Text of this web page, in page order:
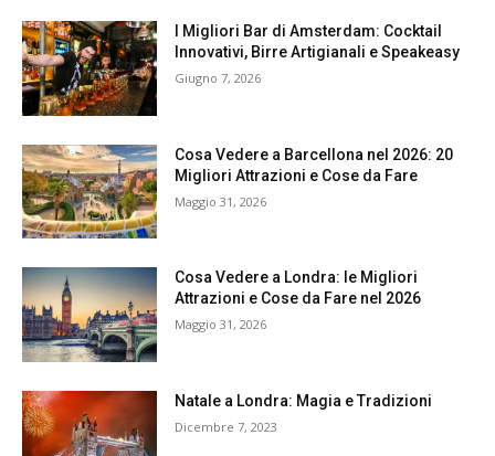
I Migliori Bar di Amsterdam: Cocktail
Innovativi, Birre Artigianali e Speakeasy
Giugno 7, 2026
Cosa Vedere a Barcellona nel 2026: 20
Migliori Attrazioni e Cose da Fare
Maggio 31, 2026
Cosa Vedere a Londra: le Migliori
Attrazioni e Cose da Fare nel 2026
Maggio 31, 2026
Natale a Londra: Magia e Tradizioni
Dicembre 7, 2023